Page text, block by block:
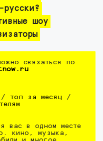
шоу
связаться по
/ топ за месяц /
вас в одном месте
кино, музыка,